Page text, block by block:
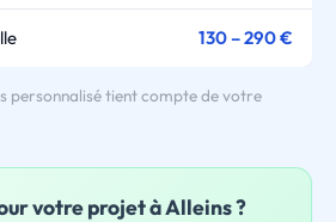
130 – 290 €
personnalisé tient compte de votre
votreprojet à Alleins ?